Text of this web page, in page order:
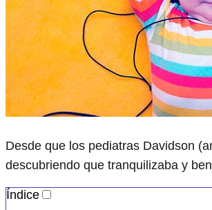
Desde que los pediatras Davidson
descubriendo que tranquilizaba y
Índice